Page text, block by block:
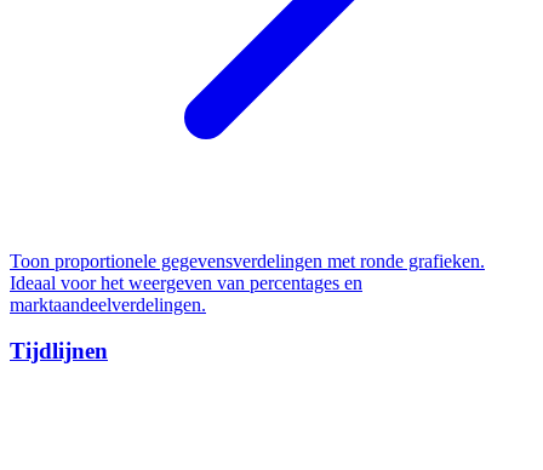
Toon proportionele gegevensverdelingen met ronde grafieken.
Ideaal voor het weergeven van percentages en
marktaandeelverdelingen.
Tijdlijnen